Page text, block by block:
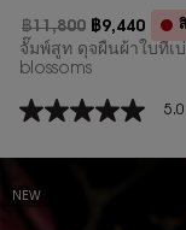
ราคาเก่า
฿11,800
ราคาใหม่
฿9,440
จั๊มพ์สูท ดุจผืนผ้าใบที่เ
blossoms
5.0
5
ค่า
5.0
NEW